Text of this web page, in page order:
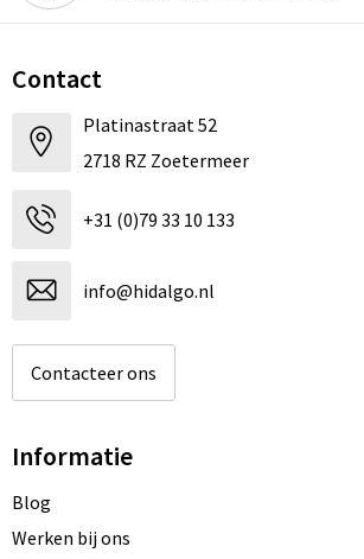
Contact
Platinastraat 52
2718 RZ Zoetermeer
+31 (0)79 33 10 133
info@hidalgo.nl
Contacteer ons
Informatie
Blog
Werken bij ons